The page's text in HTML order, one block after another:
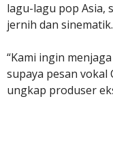
lagu-lagu pop Asia,
jernih dan sinematik.
“Kami ingin
supaya pesan vokal
ungkap produser